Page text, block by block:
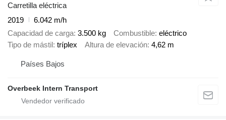
Carretilla eléctrica
2019
6.042 m/h
Capacidad de carga 3.500 kg Combustible eléctrico
Tipo de mástil tríplex Altura de elevación 4,62 m
Países Bajos
Overbeek Intern Transport